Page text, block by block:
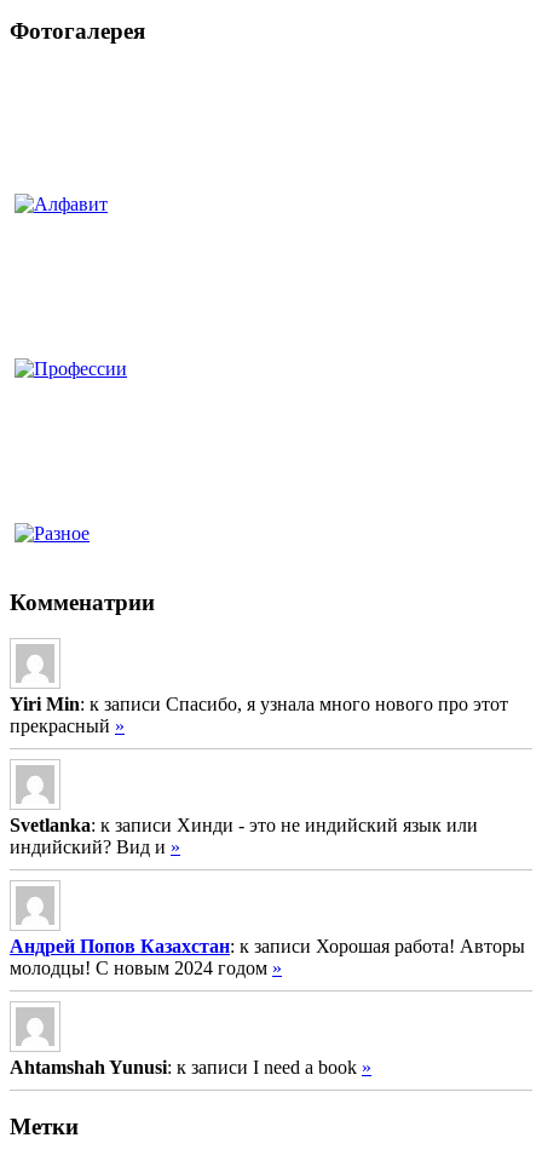
Фотогалерея
Комменатрии
Yiri Min: к записи Спасибо, я узнала много нового про этот
прекрасный »
Svetlanka: к записи Хинди - это не индийский язык или
индийский? Вид и »
Андрей Попов Казахстан: к записи Хорошая работа! Авторы
молодцы! С новым 2024 годом »
Ahtamshah Yunusi: к записи I need a book »
Метки